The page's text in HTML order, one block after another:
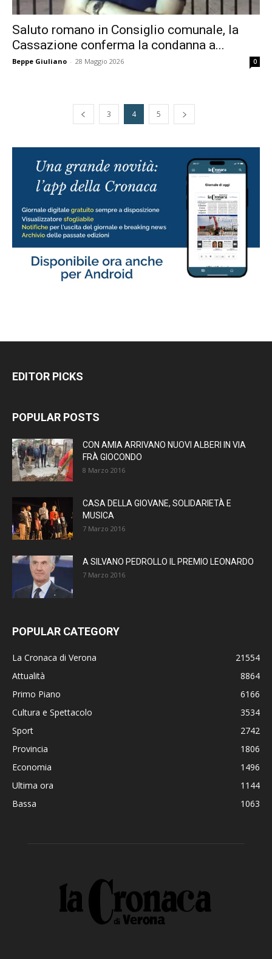
Saluto romano in Consiglio comunale, la
Cassazione conferma la condanna a...
Beppe Giuliano - 28 Maggio 2026 0
3 4 5
EDITOR PICKS
POPULAR POSTS
CON AMIA ARRIVANO NUOVI ALBERI IN VIA
FRÀ GIOCONDO
8 Marzo 2016
CASA DELLA GIOVANE, SOLIDARIETÀ E
MUSICA
7 Marzo 2016
A SILVANO PEDROLLO IL PREMIO LEONARDO
7 Marzo 2016
POPULAR CATEGORY
La Cronaca di Verona
21554
Attualità
8864
Primo Piano
6166
Cultura e Spettacolo
3534
Sport
2742
Provincia
1806
Economia
1496
Ultima ora
1144
Bassa
1063